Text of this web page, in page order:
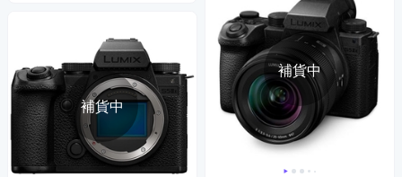
補貨中
補貨中